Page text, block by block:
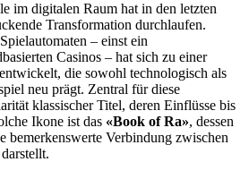
im digitalen Raum hat in den letzten
Transformation durchlaufen.
– einst ein
Casinos – hat sich zu einer
die sowohl technologisch als
neu prägt. Zentral für diese
klassischer Titel, deren Einflüsse bis
Ikone ist das «Book of Ra», dessen
bemerkenswerte Verbindung zwischen